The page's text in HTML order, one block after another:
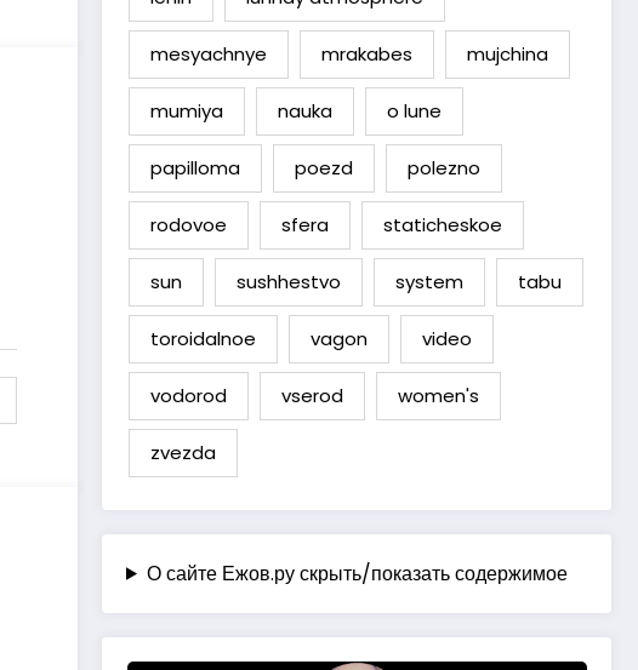
mesyachnye mrakabes mujchina
mumiya nauka o lune
papilloma poezd polezno
rodovoe sfera staticheskoe
sun sushhestvo system tabu
toroidalnoe vagon video
vodorod vserod women's
zvezda
О сайте Ежов.ру скрыть/показать содержимое